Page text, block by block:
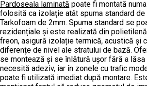
Pardoseala laminată poate fi montată
folosită ca izolație atât spuma standard de
Tarkofoam de 2mm. Spuma standard se
rezidențiale și este realizată din
freon, asigură izolație termică, acustică și
diferențe de nivel ale stratului de bază.
se montează și se înlătură ușor fără a lăsa
necesită adeziv, iar în zonele cu trafic
poate fi utilizată imediat după montare.